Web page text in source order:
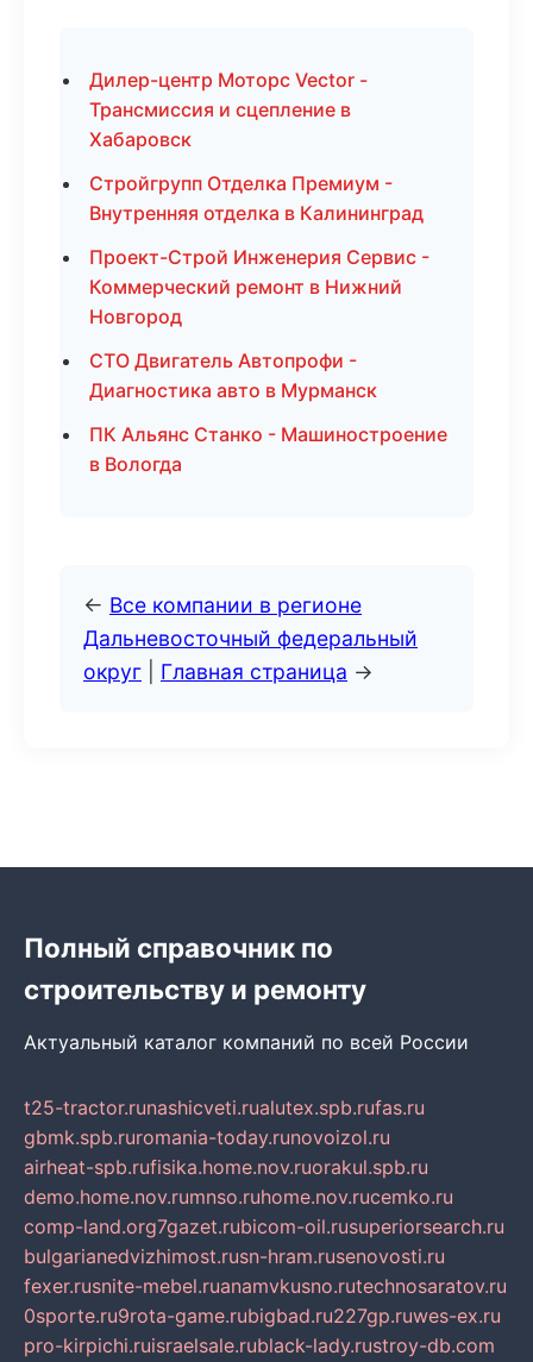
Дилер-центр Моторс Vector -
Трансмиссия и сцепление в
Хабаровск
Стройгрупп Отделка Премиум -
Внутренняя отделка в Калининград
Проект-Строй Инженерия Сервис -
Коммерческий ремонт в Нижний
Новгород
СТО Двигатель Автопрофи -
Диагностика авто в Мурманск
ПК Альянс Станко - Машиностроение
в Вологда
← Все компании в регионе
Дальневосточный федеральный
округ
Главная страница →
Полный справочник по
строительству и ремонту
Актуальный каталог компаний по всей России
t25-tractor.runashicveti.rualutex.spb.rufas.ru
gbmk.spb.ruromania-today.runovoizol.ru
airheat-spb.rufisika.home.nov.ruorakul.spb.ru
demo.home.nov.rumnso.ruhome.nov.rucemko.ru
comp-land.org7gazet.rubicom-oil.rusuperiorsearch.ru
bulgarianedvizhimost.rusn-hram.rusenovosti.ru
fexer.rusnite-mebel.ruanamvkusno.rutechnosaratov.ru
0sporte.ru9rota-game.rubigbad.ru227gp.ruwes-ex.ru
pro-kirpichi.ruisraelsale.rublack-lady.rustroy-db.com